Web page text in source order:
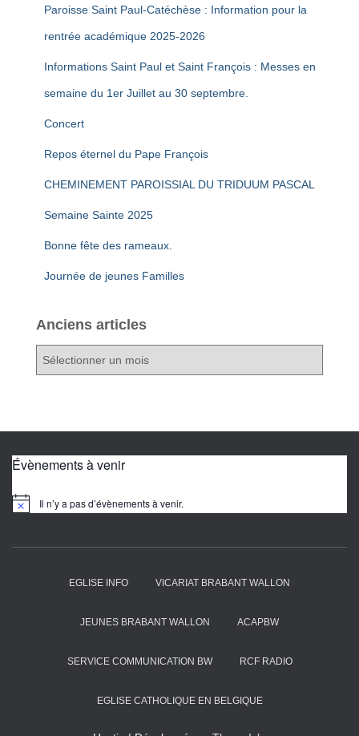
Paroisse Saint Paul-Catéchèse : Information pour la
rentrée académique 2025-2026
Informations Saint Paul et Saint François : Messes en
semaine du 1er Juillet au 30 septembre.
Concert
Repos éternel du Pape François
CHEMINEMENT PAROISSIAL DU TRIDUUM PASCAL
Semaine Sainte 2025
Bonne fête des rameaux.
Journée de jeunes Familles
Anciens articles
s
t
c
Évènements à venir
N
i
Il n’y a pas d’évènements à venir.
EGLISE INFO VICARIAT BRABANT WALLON
JEUNES BRABANT WALLON ACAPBW
SERVICE COMMUNICATION BW RCF RADIO
EGLISE CATHOLIQUE EN BELGIQUE